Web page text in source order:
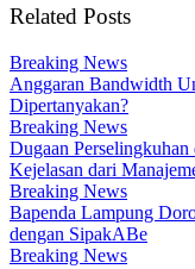
Related Posts
Breaking News
Anggaran Bandwidth
Dipertanyakan?
Breaking News
Dugaan
Kejelasan dari
Breaking News
Bapenda Lampung
dengan SipakABe
Breaking News